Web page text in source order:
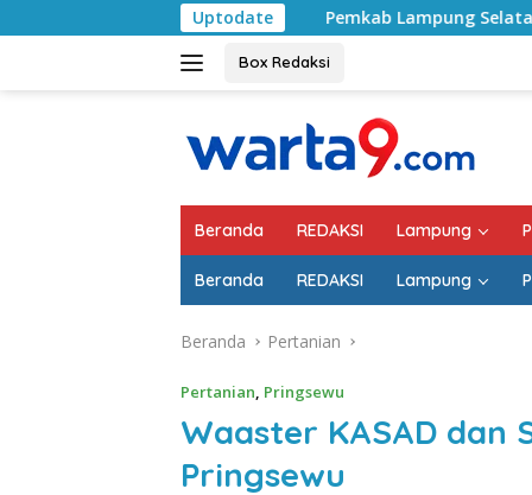
ke
Uptodate
Pemkab Lampung Selatan Mulai Tangani
Box Redaksi
Beranda REDAKSI Lampung
Beranda REDAKSI Lampung
Beranda Pertanian
Pertanian, Pringsewu
Waaster KASAD dan
Pringsewu